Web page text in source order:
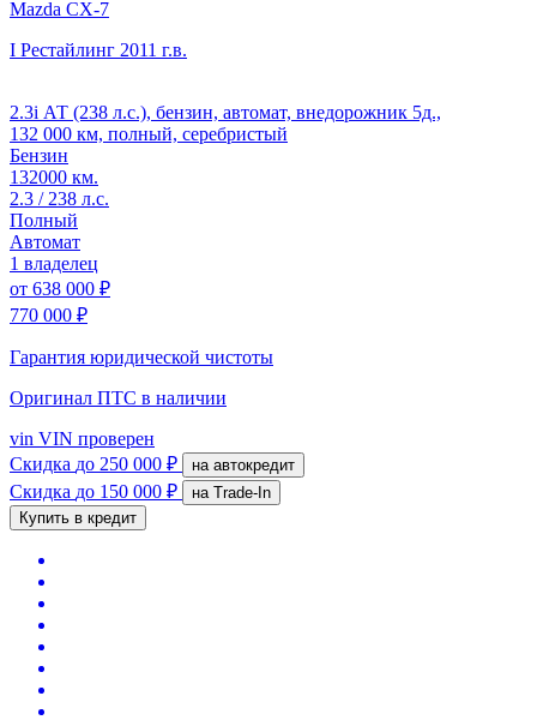
Mazda CX-7
I Рестайлинг 2011 г.в.
2.3i АТ (238 л.с.), бензин, автомат, внедорожник 5д.,
132 000 км, полный, серебристый
Бензин
132000 км.
2.3 / 238 л.с.
Полный
Автомат
1 владелец
от 638 000 ₽
770 000 ₽
Гарантия юридической чистоты
Оригинал ПТС в наличии
vin VIN проверен
Скидка до 250 000 ₽ на автокредит
Скидка до 150 000 ₽
на Trade-In
Купить в кредит